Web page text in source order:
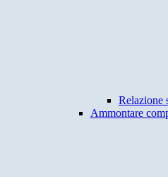
Relazione
Ammontare